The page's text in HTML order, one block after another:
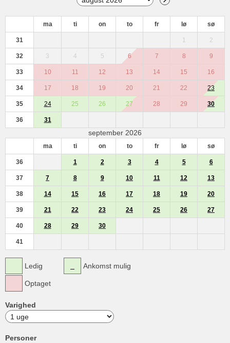
ma ti on to fr lø sø
31 1 2
32 3 4 5 6 7 8 9
33 10 11 12 13 14 15 16
34 17 18 19 20 21 22 23
35 24 25 26 27 28 29 30
36 31
september 2026
ma ti on to fr lø sø
36 1 2 3 4 5 6
37 7 8 9 10 11 12 13
38 14 15 16 17 18 19 20
39 21 22 23 24 25 26 27
40 28 29 30
41
Ledig
Optaget
Ankomst mulig
Varighed
Personer